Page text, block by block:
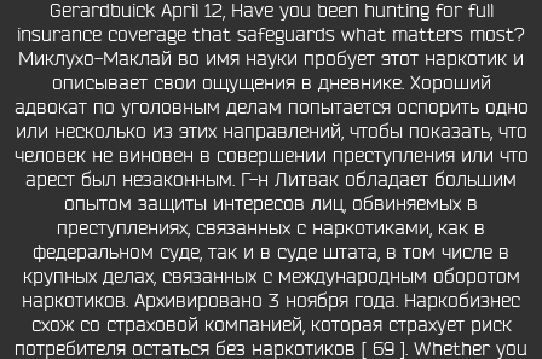
Gerardbuick April 12, Have you been hunting for full
insurance coverage that safeguards what matters most?
Миклухо-Маклай во имя науки пробует этот наркотик и
описывает свои ощущения в дневнике. Хороший
адвокат по уголовным делам попытается оспорить одно
или несколько из этих направлений, чтобы показать, что
человек не виновен в совершении преступления или что
арест был незаконным. Г-н Литвак обладает большим
опытом защиты интересов лиц, обвиняемых в
преступлениях, связанных с наркотиками, как в
федеральном суде, так и в суде штата, в том числе в
крупных делах, связанных с международным оборотом
наркотиков. Архивировано 3 ноября года. Наркобизнес
схож со страховой компанией, которая страхует риск
потребителя остаться без наркотиков [ 69 ]. Whether you